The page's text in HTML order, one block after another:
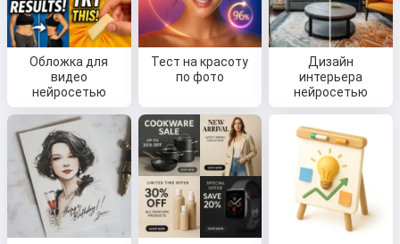
Обложка для
видео
нейросетью
Тест на красоту
по фото
Дизайн
интерьера
нейросетью